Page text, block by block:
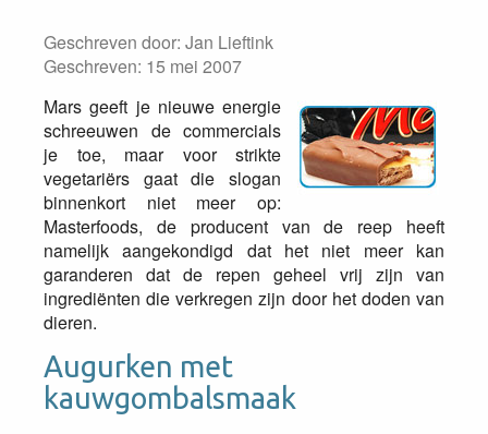
Geschreven door: Jan Lieftink
Geschreven: 15 mei 2007
Mars geeft je nieuwe energie
schreeuwen de commercials
je toe, maar voor strikte
vegetariërs gaat die slogan
binnenkort niet meer op:
Masterfoods, de producent van de reep heeft
namelijk aangekondigd dat het niet meer kan
garanderen dat de repen geheel vrij zijn van
ingrediënten die verkregen zijn door het doden van
dieren.
Augurken met
kauwgombalsmaak